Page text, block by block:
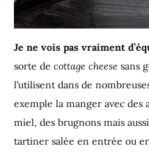
Je ne vois pas vraiment
sorte de cottage cheese sans
l’utilisent dans de
exemple la manger avec des
miel, des brugnons mais
tartiner salée en entrée ou